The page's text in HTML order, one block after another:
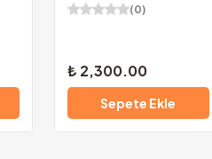
(0)
₺ 2,300.00
Sepete Ekle